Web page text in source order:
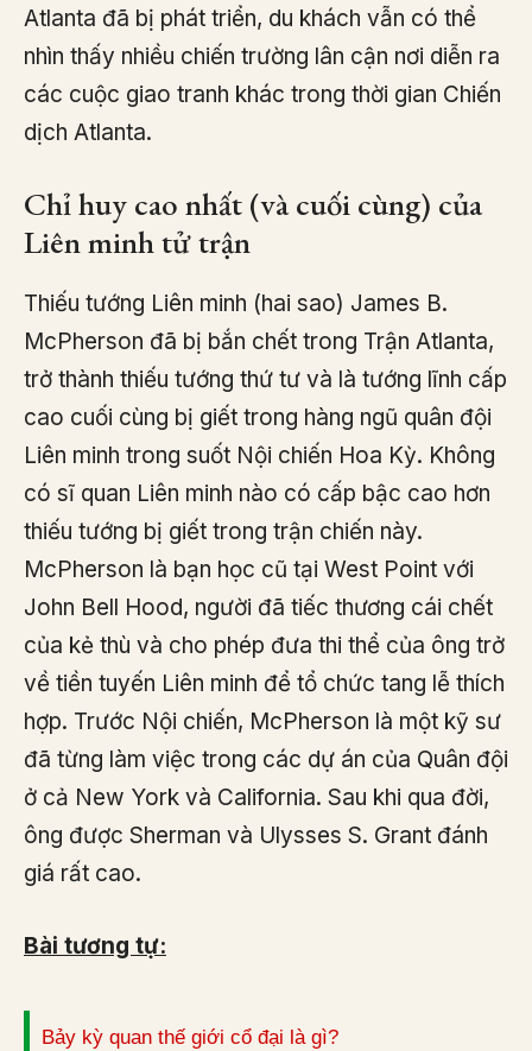
Atlanta đã bị phát triển, du khách vẫn có thể
nhìn thấy nhiều chiến trường lân cận nơi diễn ra
các cuộc giao tranh khác trong thời gian Chiến
dịch Atlanta.
Chỉ huy cao nhất (và cuối cùng) của
Liên minh tử trận
Thiếu tướng Liên minh (hai sao) James B.
McPherson đã bị bắn chết trong Trận Atlanta,
trở thành thiếu tướng thứ tư và là tướng lĩnh cấp
cao cuối cùng bị giết trong hàng ngũ quân đội
Liên minh trong suốt Nội chiến Hoa Kỳ. Không
có sĩ quan Liên minh nào có cấp bậc cao hơn
thiếu tướng bị giết trong trận chiến này.
McPherson là bạn học cũ tại West Point với
John Bell Hood, người đã tiếc thương cái chết
của kẻ thù và cho phép đưa thi thể của ông trở
về tiền tuyến Liên minh để tổ chức tang lễ thích
hợp. Trước Nội chiến, McPherson là một kỹ sư
đã từng làm việc trong các dự án của Quân đội
ở cả New York và California. Sau khi qua đời,
ông được Sherman và Ulysses S. Grant đánh
giá rất cao.
Bài tương tự:
Bảy kỳ quan thế giới cổ đại là gì?